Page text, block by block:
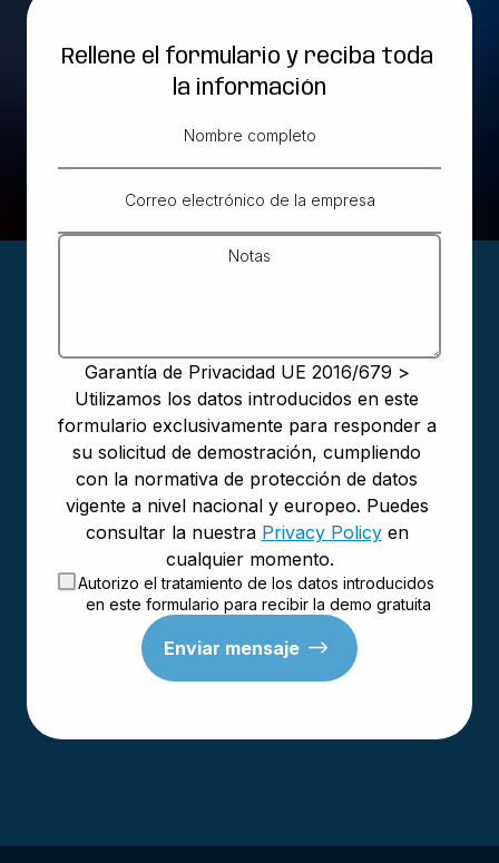
Rellene el formulario y reciba toda
la información
Garantía de Privacidad UE 2016/679 >
Utilizamos los datos introducidos en este
formulario exclusivamente para responder a
su solicitud de demostración, cumpliendo
con la normativa de protección de datos
vigente a nivel nacional y europeo. Puedes
consultar la nuestra Privacy Policy en
cualquier momento.
Autorizo ​​el tratamiento de los datos introducidos
en este formulario para recibir la demo gratuita
Enviar mensaje